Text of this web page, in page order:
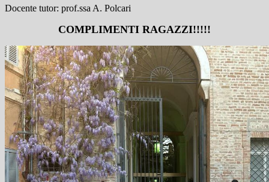
Docente tutor: prof.ssa A. Polcari
COMPLIMENTI RAGAZZI!!!!!